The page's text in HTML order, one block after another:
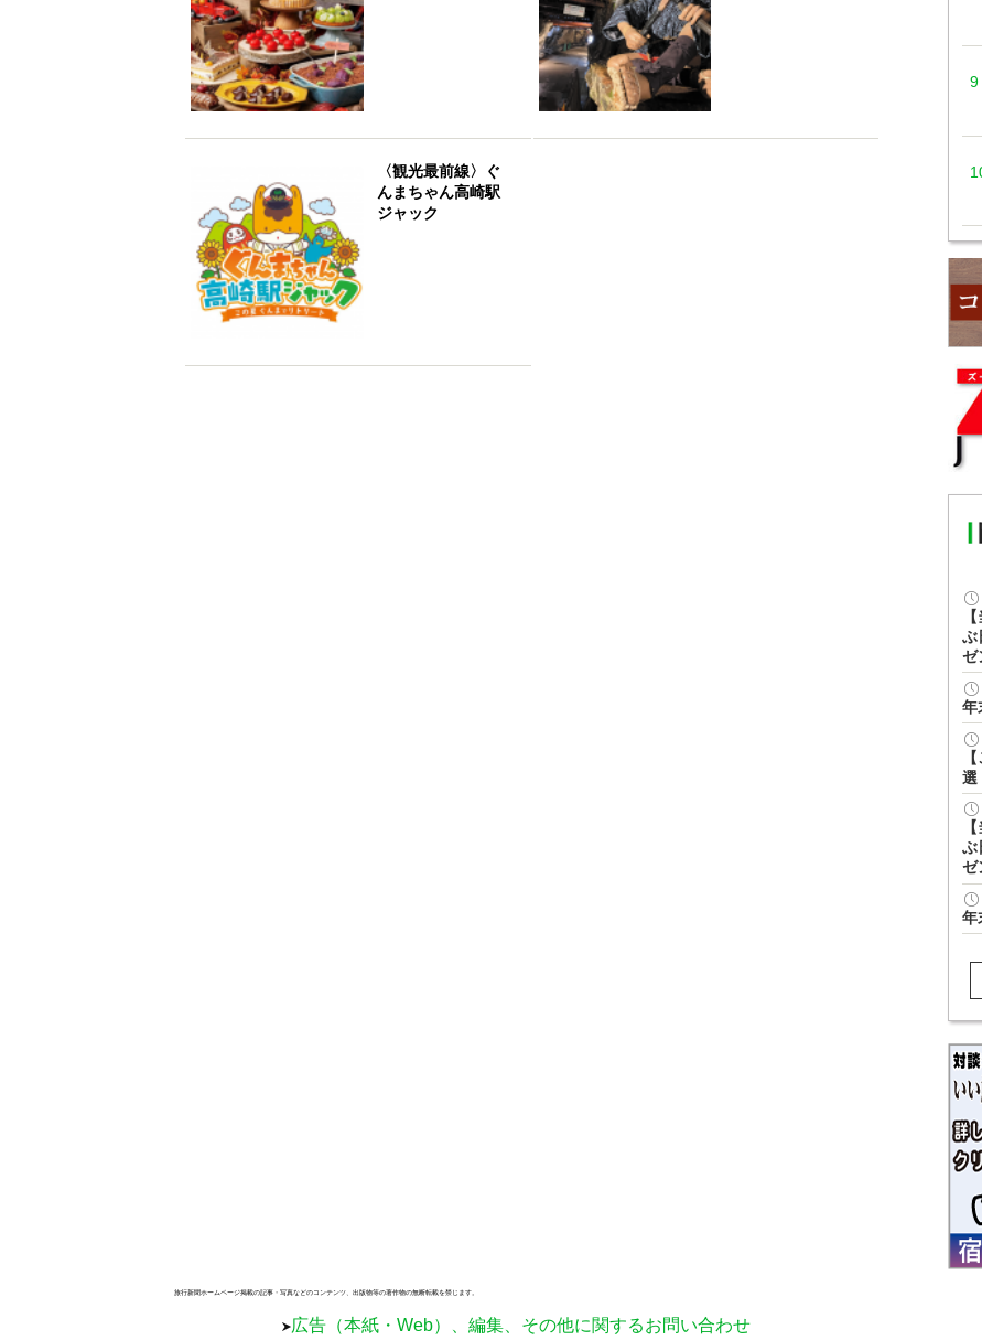
〈観光最前線〉ぐ
んまちゃん高崎駅
ジャック
ぶ
ゼ
年
選
ぶ
ゼ
年
旅行新聞ホームページ掲載の記事・写真などのコンテンツ、出版物等の著作物の無断転載を禁じます。
広告（本紙・Web）、編集、その他に関するお問い合わせ